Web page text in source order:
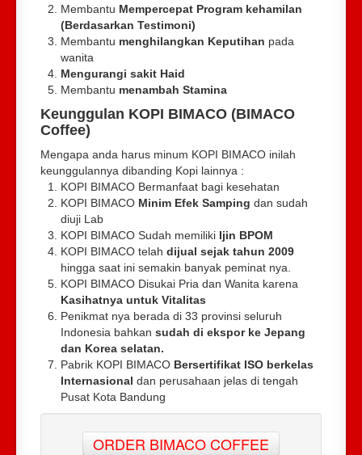
Membantu Mempercepat Program kehamilan
(Berdasarkan Testimoni)
Membantu menghilangkan Keputihan pada
wanita
Mengurangi sakit Haid
Membantu menambah Stamina
Keunggulan KOPI BIMACO (BIMACO
Coffee)
Mengapa anda harus minum KOPI BIMACO inilah
keunggulannya dibanding Kopi lainnya :
KOPI BIMACO Bermanfaat bagi kesehatan
KOPI BIMACO Minim Efek Samping dan sudah
diuji Lab
KOPI BIMACO Sudah memiliki Ijin BPOM
KOPI BIMACO telah dijual sejak tahun 2009
hingga saat ini semakin banyak peminat nya.
KOPI BIMACO Disukai Pria dan Wanita karena
Kasihatnya untuk Vitalitas
Penikmat nya berada di 33 provinsi seluruh
Indonesia bahkan sudah di ekspor ke Jepang
dan Korea selatan.
Pabrik KOPI BIMACO Bersertifikat ISO berkelas
Internasional dan perusahaan jelas di tengah
Pusat Kota Bandung
ORDER BIMACO COFFEE